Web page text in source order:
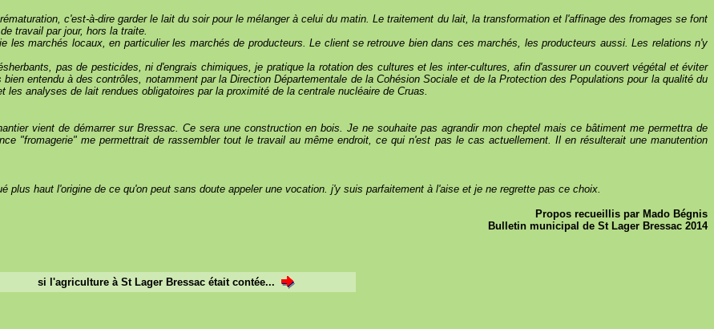
c'est-à-dire garder le lait du soir pour le mélanger à celui du matin. Le traitement du lait, la transformation et l'affinage des fromages se font
travail par jour, hors la traite.
les marchés locaux, en particulier les marchés de producteurs. Le client se retrouve bien dans ces marchés, les producteurs aussi. Les relations n'y
pas de pesticides, ni d'engrais chimiques, je pratique la rotation des cultures et les inter-cultures, afin d'assurer un couvert végétal et éviter
entendu à des contrôles, notamment par la Direction Départementale de la Cohésion Sociale et de la Protection des Populations pour la qualité du
analyses de lait rendues obligatoires par la proximité de la centrale nucléaire de Cruas.
vient de démarrer sur Bressac. Ce sera une construction en bois. Je ne souhaite pas agrandir mon cheptel mais ce bâtiment me permettra de
"fromagerie" me permettrait de rassembler tout le travail au même endroit, ce qui n'est pas le cas actuellement. Il en résulterait une manutention
haut l'origine de ce qu'on peut sans doute appeler une vocation. j'y suis parfaitement à l'aise et je ne regrette pas ce choix.
Propos recueillis par Mado Bégnis
Bulletin municipal de St Lager Bressac 2014
si l'agriculture à St Lager Bressac était contée...